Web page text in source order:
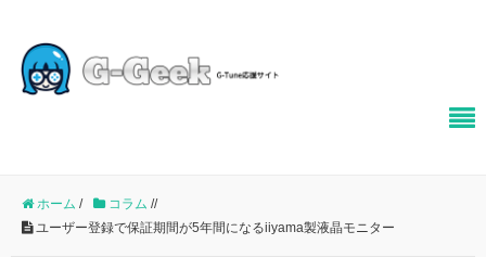
ホーム / コラム //
ユーザー登録で保証期間が5年間になるiiyama製液晶モニター